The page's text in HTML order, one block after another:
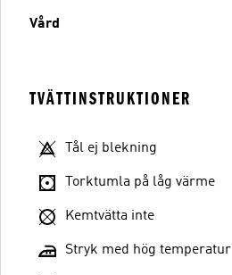
Vård
TVÄTTINSTRUKTIONER
Tål ej blekning
Torktumla på låg värme
Kemtvätta inte
Stryk med hög temperatur